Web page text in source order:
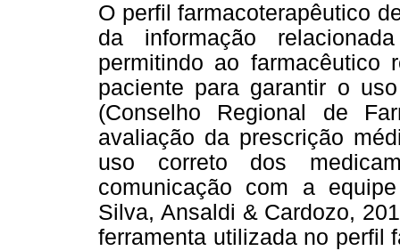
O perfil farmacoterapêutico
da informação
permitindo ao farmacêutico
paciente para garantir o
(Conselho Regional de
avaliação da prescrição
uso correto dos
comunicação com a
Silva, Ansaldi & Cardozo,
ferramenta utilizada no perfil